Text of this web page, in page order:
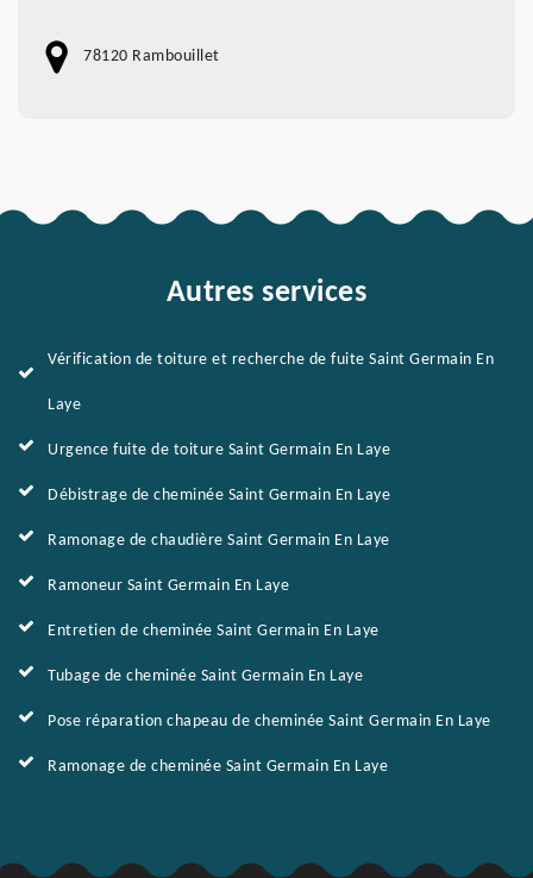
78120 Rambouillet
Autres services
Vérification de toiture et recherche de fuite Saint Germain En
Laye
Urgence fuite de toiture Saint Germain En Laye
Débistrage de cheminée Saint Germain En Laye
Ramonage de chaudière Saint Germain En Laye
Ramoneur Saint Germain En Laye
Entretien de cheminée Saint Germain En Laye
Tubage de cheminée Saint Germain En Laye
Pose réparation chapeau de cheminée Saint Germain En Laye
Ramonage de cheminée Saint Germain En Laye